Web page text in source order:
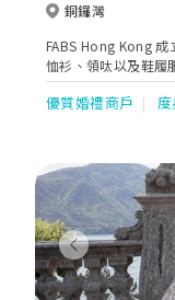
銅鑼灣
FABS Hong Kong 成
恤衫、領呔以及鞋履
優質婚禮商戶
Previous